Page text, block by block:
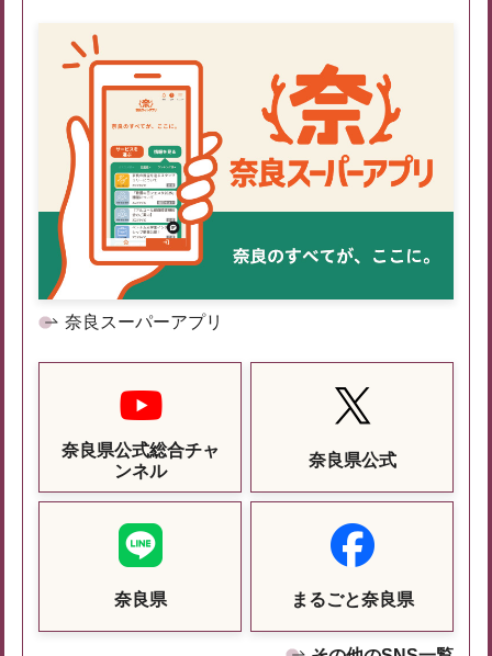
奈良スーパーアプリ
奈良県公式総合チャ
ンネル
奈良県公式
奈良県 まるごと奈良県